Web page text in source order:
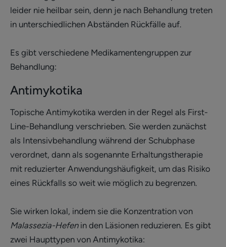
leider nie heilbar sein, denn je nach Behandlung treten
in unterschiedlichen Abständen Rückfälle auf.
Es gibt verschiedene Medikamentengruppen zur
Behandlung:
Antimykotika
Topische Antimykotika werden in der Regel als First-
Line-Behandlung verschrieben. Sie werden zunächst
als Intensivbehandlung während der Schubphase
verordnet, dann als sogenannte Erhaltungstherapie
mit reduzierter Anwendungshäufigkeit, um das Risiko
eines Rückfalls so weit wie möglich zu begrenzen.
Sie wirken lokal, indem sie die Konzentration von
Malassezia-Hefen in den Läsionen reduzieren. Es gibt
zwei Haupttypen von Antimykotika: